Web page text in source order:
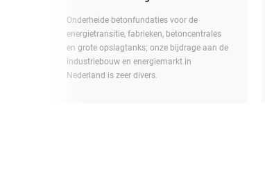
Onderheide betonfundaties voor de
energietransitie, fabrieken, betoncentrales
en grote opslagtanks; onze bijdrage aan de
industriebouw en energiemarkt in
Nederland is zeer divers.